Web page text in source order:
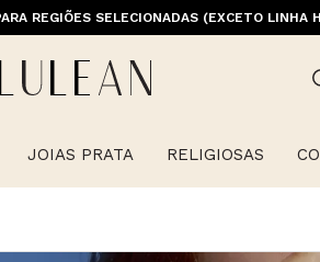
REGIÕES SELECIONADAS (EXCETO LINHA
JOIAS PRATA RELIGIOSAS